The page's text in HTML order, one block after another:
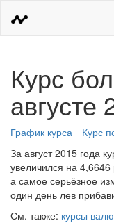
Курс
августе
График курса
Курс
За август 2015 года
увеличился на 4,6646
а самое серьёзное
один день лев
См. также: курсы